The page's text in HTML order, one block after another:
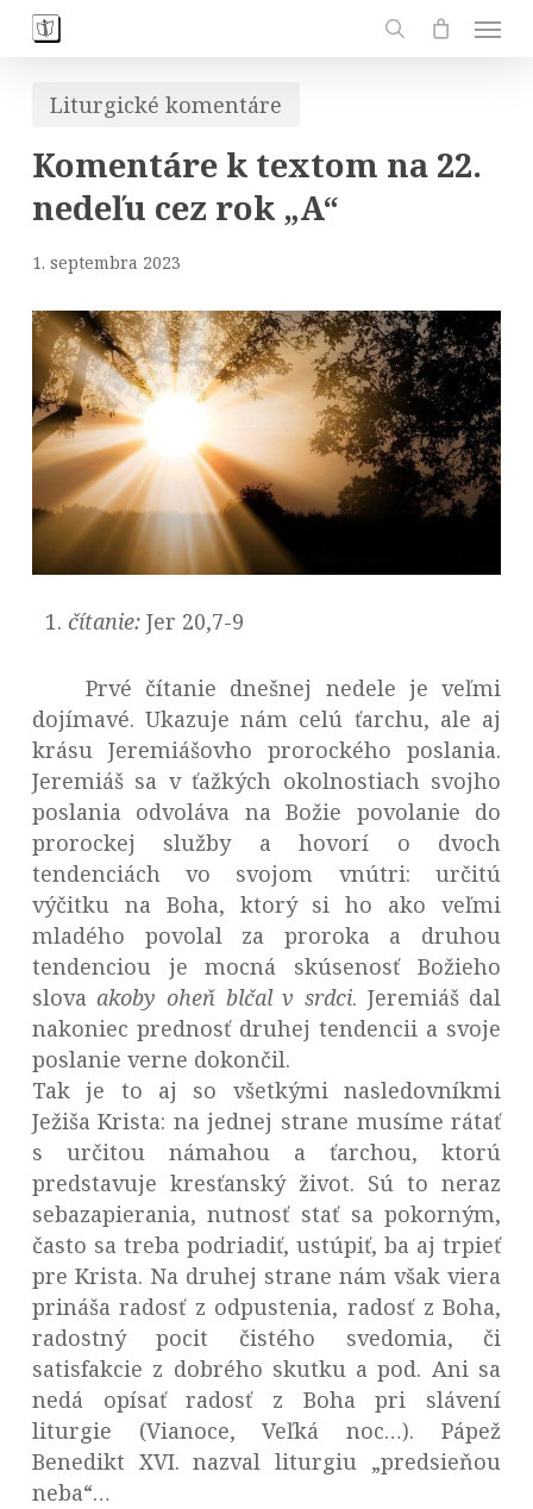
Skip
contentLiturgické komentáre
Komentáre k textom na 22.
nedeľu cez rok „A“
1. septembra 2023
čítanie: Jer 20,7-9
Prvé čítanie dnešnej nedele je veľmi
dojímavé. Ukazuje nám celú ťarchu, ale aj
krásu Jeremiášovho prorockého poslania.
Jeremiáš sa v ťažkých okolnostiach svojho
poslania odvoláva na Božie povolanie do
prorockej služby a hovorí o dvoch
tendenciách vo svojom vnútri: určitú
výčitku na Boha, ktorý si ho ako veľmi
mladého povolal za proroka a druhou
tendenciou je mocná skúsenosť Božieho
slovaakoby oheň blčal v srdci. Jeremiáš dal
nakoniec prednosť druhej tendencii a svoje
poslanie verne dokončil.
Tak je to aj so všetkými nasledovníkmi
Ježiša Krista: na jednej strane musíme rátať
s určitou námahou a ťarchou, ktorú
predstavuje kresťanský život. Sú to neraz
sebazapierania, nutnosť stať sa pokorným,
často sa treba podriadiť, ustúpiť, ba aj trpieť
pre Krista. Na druhej strane nám však viera
prináša radosť z odpustenia, radosť z Boha,
radostný pocit čistého svedomia, či
satisfakcie z dobrého skutku a pod. Ani sa
nedá opísať radosť z Boha pri slávení
liturgie (Vianoce, Veľká noc…). Pápež
Benedikt XVI. nazval liturgiu „predsieňou
neba“…